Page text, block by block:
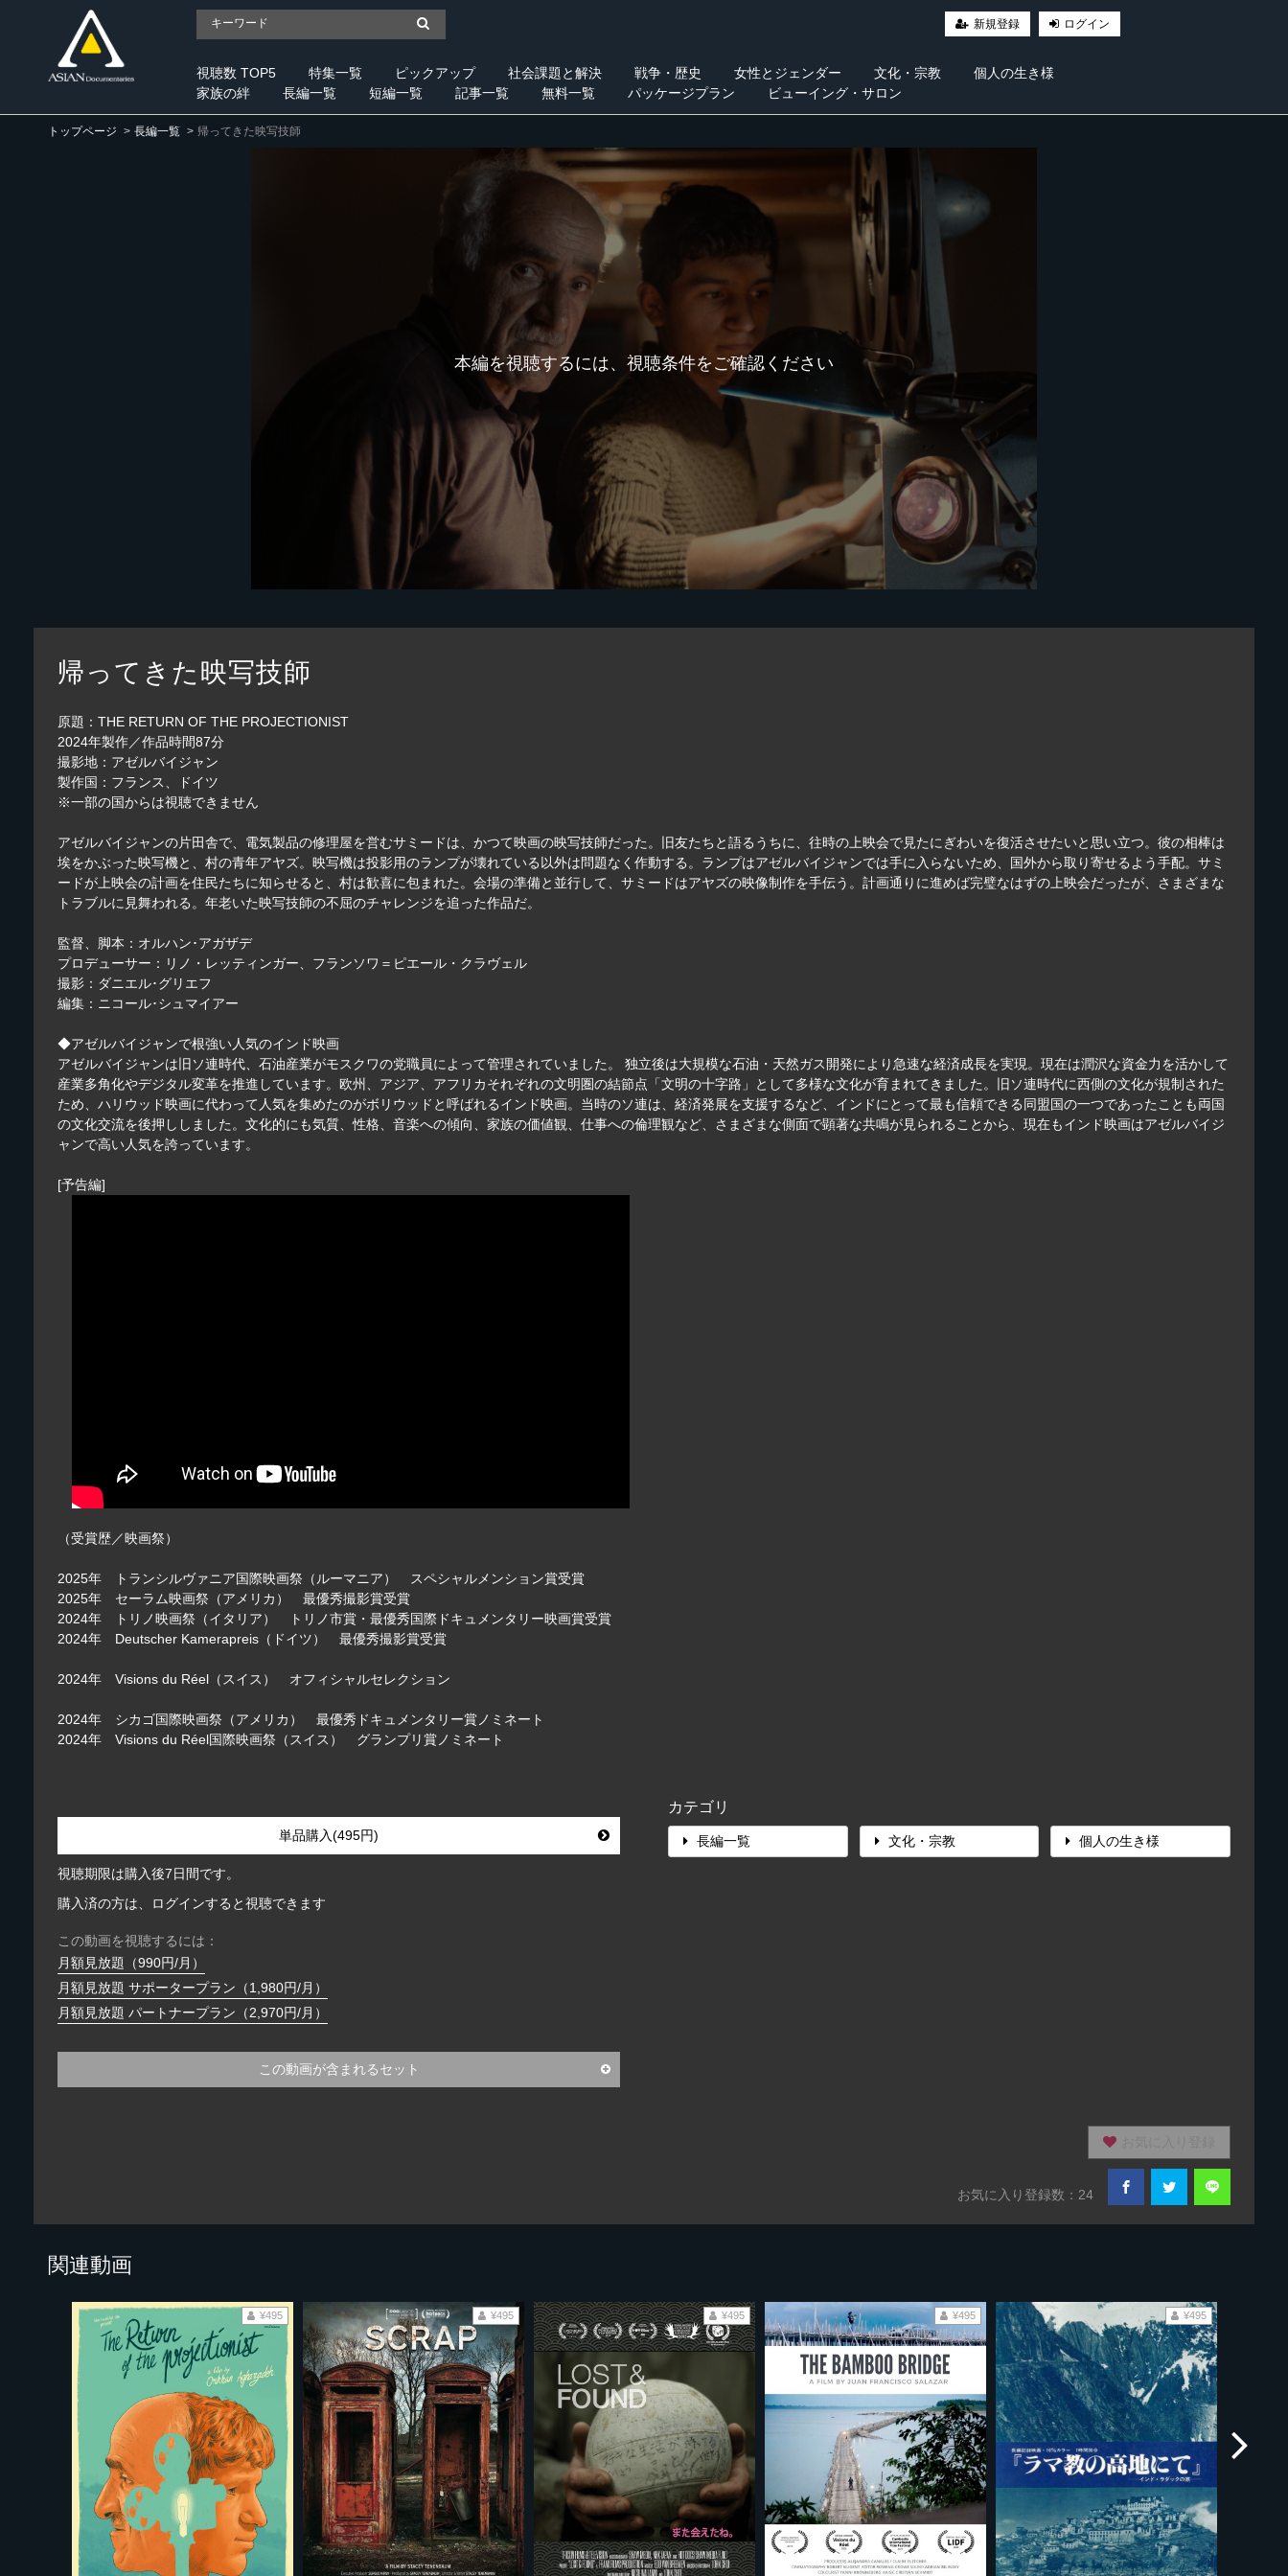
新規登録 ログイン
視聴数 TOP5 特集一覧 ピックアップ 社会課題と解決 戦争・歴史 女性とジェンダー 文化・宗教
個人の生き様
家族の絆
長編一覧 短編一覧 記事一覧 無料一覧 パッケージプラン ビューイング・サロン
トップページ 長編一覧 帰ってきた映写技師
本編を視聴するには、視聴条件をご確認ください
帰ってきた映写技師
原題：THE RETURN OF THE PROJECTIONIST
2024年製作／作品時間87分
撮影地：アゼルバイジャン
製作国：フランス、ドイツ
※一部の国からは視聴できません
アゼルバイジャンの片田舎で、電気製品の修理屋を営むサミードは、かつて映画の映写技師だった。旧友たちと語るうちに、往時の上映会で見たにぎわいを復活させたいと思い立つ。彼の相棒は
埃をかぶった映写機と、村の青年アヤズ。映写機は投影用のランプが壊れている以外は問題なく作動する。ランプはアゼルバイジャンでは手に入らないため、国外から取り寄せるよう手配。サミ
ードが上映会の計画を住民たちに知らせると、村は歓喜に包まれた。会場の準備と並行して、サミードはアヤズの映像制作を手伝う。計画通りに進めば完璧なはずの上映会だったが、さまざまな
トラブルに見舞われる。年老いた映写技師の不屈のチャレンジを追った作品だ。
監督、脚本：オルハン･アガザデ
プロデューサー：リノ・レッティンガー、フランソワ＝ピエール・クラヴェル
撮影：ダニエル･グリエフ
編集：ニコール･シュマイアー
◆アゼルバイジャンで根強い人気のインド映画
アゼルバイジャンは旧ソ連時代、石油産業がモスクワの党職員によって管理されていました。 独立後は大規模な石油・天然ガス開発により急速な経済成長を実現。現在は潤沢な資金力を活かして
産業多角化やデジタル変革を推進しています。欧州、アジア、アフリカそれぞれの文明圏の結節点「文明の十字路」として多様な文化が育まれてきました。旧ソ連時代に西側の文化が規制された
ため、ハリウッド映画に代わって人気を集めたのがボリウッドと呼ばれるインド映画。当時のソ連は、経済発展を支援するなど、インドにとって最も信頼できる同盟国の一つであったことも両国
の文化交流を後押ししました。文化的にも気質、性格、音楽への傾向、家族の価値観、仕事への倫理観など、さまざまな側面で顕著な共鳴が見られることから、現在もインド映画はアゼルバイジ
ャンで高い人気を誇っています。
[予告編]
（受賞歴／映画祭）
2025年 トランシルヴァニア国際映画祭（ルーマニア） スペシャルメンション賞受賞
2025年 セーラム映画祭（アメリカ） 最優秀撮影賞受賞
2024年 トリノ映画祭（イタリア） トリノ市賞・最優秀国際ドキュメンタリー映画賞受賞
2024年 Deutscher Kamerapreis（ドイツ） 最優秀撮影賞受賞
2024年 Visions du Réel（スイス） オフィシャルセレクション
2024年 シカゴ国際映画祭（アメリカ） 最優秀ドキュメンタリー賞ノミネート
2024年 Visions du Réel国際映画祭（スイス） グランプリ賞ノミネート
単品購入(495円)
視聴期限は購入後7日間です。
購入済の方は、ログインすると視聴できます
この動画を視聴するには：
月額見放題（990円/月）
月額見放題 サポータープラン（1,980円/月）
月額見放題 パートナープラン（2,970円/月）
この動画が含まれるセット
カテゴリ
長編一覧 文化・宗教 個人の生き様
お気に入り登録数：24
関連動画
¥495 ¥495 ¥495 ¥495 ¥495